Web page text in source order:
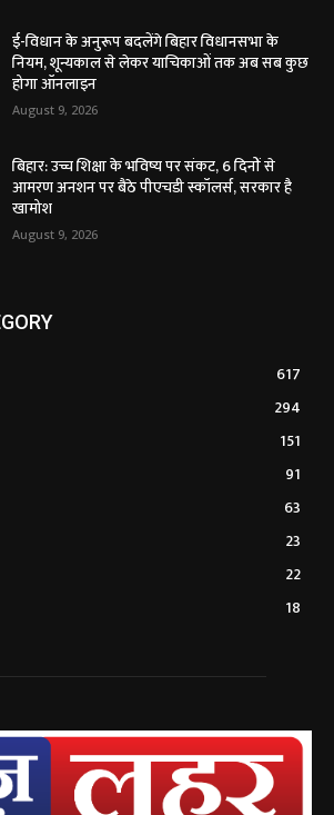
ई-विधान के अनुरूप बदलेंगे बिहार विधानसभा के
नियम, शून्यकाल से लेकर याचिकाओं तक अब सब कुछ
होगा ऑनलाइन
August 9, 2026
बिहार: उच्च शिक्षा के भविष्य पर संकट, 6 दिनों से
आमरण अनशन पर बैठे पीएचडी स्कॉलर्स, सरकार है
खामोश
August 9, 2026
617
294
151
91
63
23
22
18